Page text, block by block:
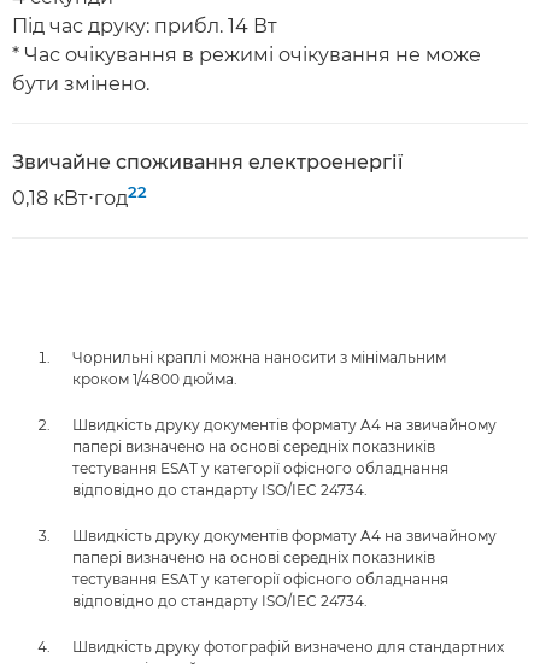
Під час друку: прибл. 14 Вт
* Час очікування в режимі очікування не може
бути змінено.
Звичайне споживання електроенергії
0,18 кВт⋅год22
Чорнильні краплі можна наносити з мінімальним
кроком 1/4800 дюйма.
Швидкість друку документів формату A4 на звичайному
папері визначено на основі середніх показників
тестування ESAT у категорії офісного обладнання
відповідно до стандарту ISO/IEC 24734.
Швидкість друку документів формату A4 на звичайному
папері визначено на основі середніх показників
тестування ESAT у категорії офісного обладнання
відповідно до стандарту ISO/IEC 24734.
Швидкість друку фотографій визначено для стандартних